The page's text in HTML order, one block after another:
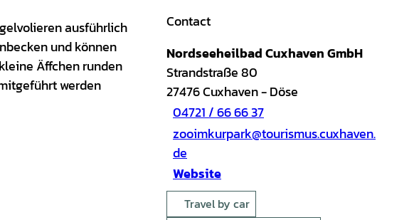
ausführlich
und können
Äffchen runden
werden
Contact
Nordseeheilbad Cuxhaven GmbH
Strandstraße 80
27476Cuxhaven- Döse
04721 / 66 66 37
zooimkurpark@tourismus.cuxhaven.
de
Website
Travel by car